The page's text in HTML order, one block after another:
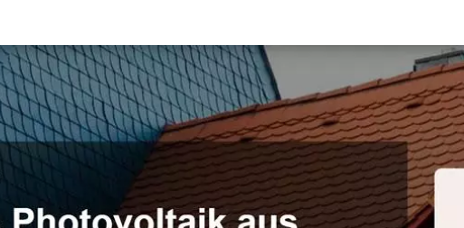
✓Dachfenster, Dacheindeckung, Dachgauben, Dachstuhl. ➡️
für 65611 Brechen. Entfalten Sie Ihr Potenzial mit uns ✉.